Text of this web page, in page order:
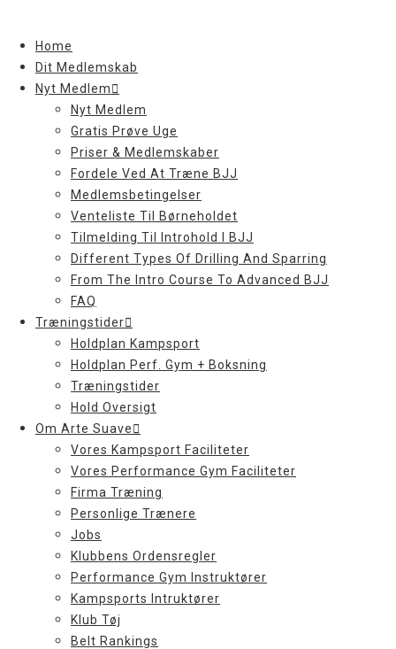
contentHome
Dit Medlemskab
Nyt Medlem
Nyt Medlem
Gratis Prøve Uge
Priser & Medlemskaber
Fordele Ved At Træne BJJ
Medlemsbetingelser
Venteliste Til Børneholdet
Tilmelding Til Introhold I BJJ
Different Types Of Drilling And Sparring
From The Intro Course To Advanced BJJ
FAQ
Træningstider
Holdplan Kampsport
Holdplan Perf. Gym + Boksning
Træningstider
Hold Oversigt
Om Arte Suave
Vores Kampsport Faciliteter
Vores Performance Gym Faciliteter
Firma Træning
Personlige Trænere
Jobs
Klubbens Ordensregler
Performance Gym Instruktører
Kampsports Intruktører
Klub Tøj
Belt Rankings